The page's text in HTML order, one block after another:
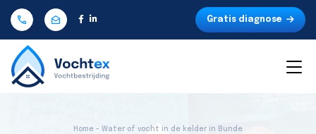
Gratis diagnose
Home - Water of vocht in de kelder in Bunde